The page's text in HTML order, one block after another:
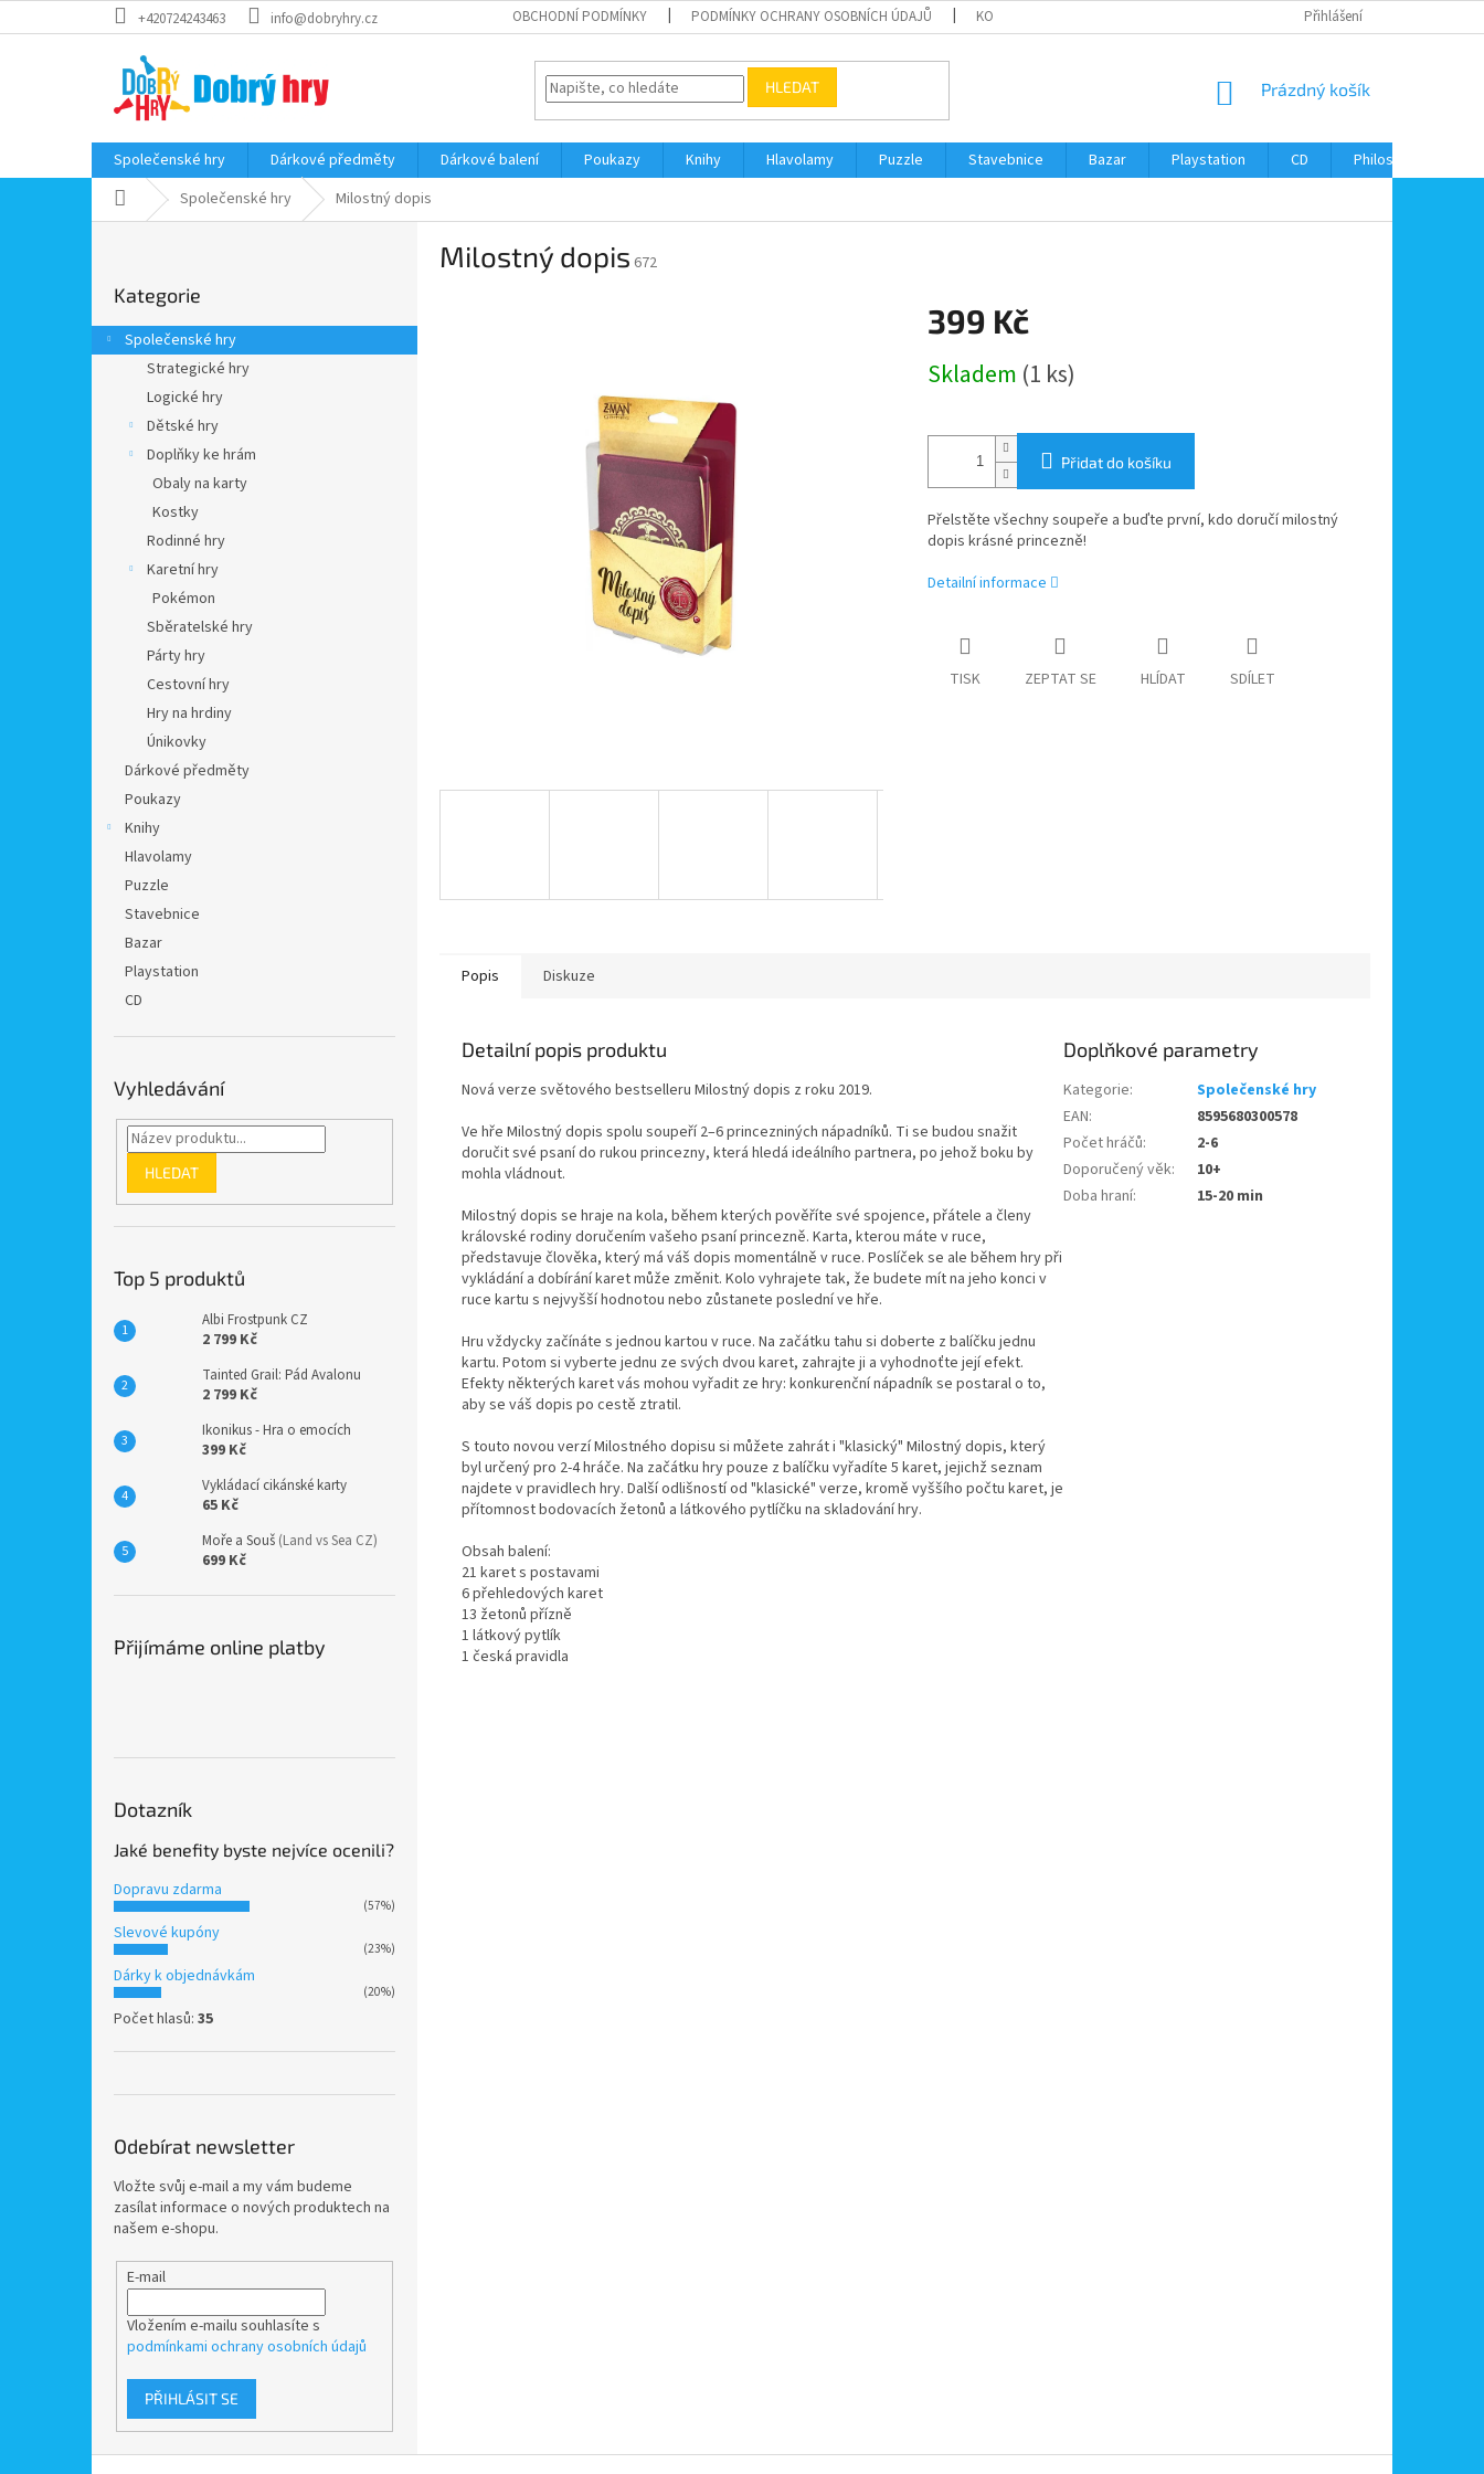
na
+420724243463 info@dobryhry.cz OBCHODNÍ PODMÍNKY PODMÍNKY OCHRANY OSOBNÍCH ÚDAJŮ KONTAKTY Přihlášení
HLEDAT
NÁKUPNÍ
Prázdný košík
Společenské hry Dárkové předměty Dárkové balení Poukazy Knihy Hlavolamy Puzzle Stavebnice Bazar Playstation CD Philos
Domů Společenské hry Milostný dopis
r
a
kategorie
Kategorie
Společenské hry
Strategické hry
Logické hry
Dětské hry
Doplňky ke hrám
Obaly na karty
Kostky
Rodinné hry
Karetní hry
Pokémon
Sběratelské hry
Párty hry
Cestovní hry
Hry na hrdiny
Únikovky
Dárkové předměty
Poukazy
Knihy
Hlavolamy
Puzzle
Stavebnice
Bazar
Playstation
CD
Vyhledávání
HLEDAT
Top 5 produktů
Albi Frostpunk CZ
2 799 Kč
Tainted Grail: Pád Avalonu
2 799 Kč
Ikonikus - Hra o emocích
399 Kč
Vykládací cikánské karty
65 Kč
Moře a Souš (Land vs Sea CZ)
699 Kč
Přijímáme online platby
Dotazník
Jaké benefity byste nejvíce ocenili?
Dopravu zdarma
(57%)
Slevové kupóny
(23%)
Dárky k objednávkám
(20%)
Počet hlasů: 35
Odebírat newsletter
Vložte svůj e-mail a my vám budeme
zasílat informace o nových produktech na
našem e-shopu.
E-mail
Vložením e-mailu souhlasíte s
podmínkami ochrany osobních údajů
PŘIHLÁSIT SE
Milostný dopis 672
399 Kč
cena:
Skladem (1 ks)
Přidat do košíku
Přelstěte všechny soupeře a buďte první, kdo doručí milostný
dopis krásné princezně!
Detailní informace
TISK ZEPTAT SE HLÍDAT SDÍLET
Popis Diskuze
Detailní popis produktu
Nová verze světového bestselleru Milostný dopis z roku 2019.
Ve hře Milostný dopis spolu soupeří 2–6 princezniných nápadníků. Ti se budou snažit
doručit své psaní do rukou princezny, která hledá ideálního partnera, po jehož boku by
mohla vládnout.
Milostný dopis se hraje na kola, během kterých pověříte své spojence, přátele a členy
královské rodiny doručením vašeho psaní princezně. Karta, kterou máte v ruce,
představuje člověka, který má váš dopis momentálně v ruce. Poslíček se ale během hry při
vykládání a dobírání karet může změnit. Kolo vyhrajete tak, že budete mít na jeho konci v
ruce kartu s nejvyšší hodnotou nebo zůstanete poslední ve hře.
Hru vždycky začínáte s jednou kartou v ruce. Na začátku tahu si doberte z balíčku jednu
kartu. Potom si vyberte jednu ze svých dvou karet, zahrajte ji a vyhodnoťte její efekt.
Efekty některých karet vás mohou vyřadit ze hry: konkurenční nápadník se postaral o to,
aby se váš dopis po cestě ztratil.
S touto novou verzí Milostného dopisu si můžete zahrát i "klasický" Milostný dopis, který
byl určený pro 2-4 hráče. Na začátku hry pouze z balíčku vyřadíte 5 karet, jejichž seznam
najdete v pravidlech hry. Další odlišností od "klasické" verze, kromě vyššího počtu karet, je
přítomnost bodovacích žetonů a látkového pytlíčku na skladování hry.
Obsah balení:
21 karet s postavami
6 přehledových karet
13 žetonů přízně
1 látkový pytlík
1 česká pravidla
Doplňkové parametry
Kategorie:
Společenské hry
EAN:
8595680300578
Počet hráčů:
2-6
Doporučený věk:
10+
Doba hraní: 15-20 min